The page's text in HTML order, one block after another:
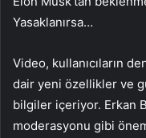
Yasaklanırsa…
Video, kullanıcıların
dair yeni özellikler ve
bilgiler içeriyor. Erkan
moderasyonu gibi